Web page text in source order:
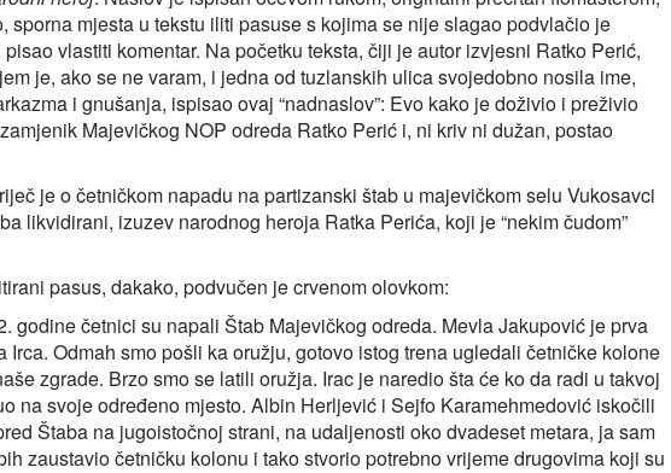
sporna mjesta u tekstu iliti pasuse s kojima se nije slagao podvlačio je
vlastiti komentar. Na početku teksta, čiji je autor izvjesni Ratko Perić,
je, ako se ne varam, i jedna od tuzlanskih ulica svojedobno nosila ime,
i gnušanja, ispisao ovaj “nadnaslov”: Evo kako je doživio i preživio
Majevičkog NOP odreda Ratko Perić i, ni kriv ni dužan, postao
je o četničkom napadu na partizanski štab u majevičkom selu Vukosavci
likvidirani, izuzev narodnog heroja Ratka Perića, koji je “nekim čudom”
pasus, dakako, podvučen je crvenom olovkom:
godine četnici su napali Štab Majevičkog odreda. Mevla Jakupović je prva
Odmah smo pošli ka oružju, gotovo istog trena ugledali četničke kolone
zgrade. Brzo smo se latili oružja. Irac je naredio šta će ko da radi u takvoj
na svoje određeno mjesto. Albin Herljević i Sejfo Karamehmedović iskočili
Štaba na jugoistočnoj strani, na udaljenosti oko dvadeset metara, ja sam
zaustavio četničku kolonu i tako stvorio potrebno vrijeme drugovima koji su